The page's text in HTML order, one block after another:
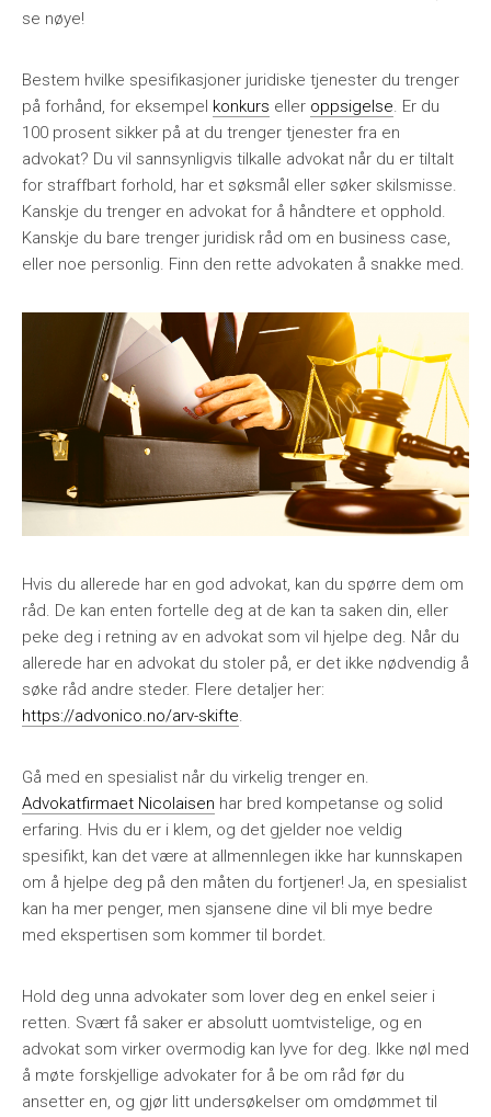
se nøye!
Bestem hvilke spesifikasjoner juridiske tjenester du trenger
på forhånd, for eksempel konkurs eller oppsigelse. Er du
100 prosent sikker på at du trenger tjenester fra en
advokat? Du vil sannsynligvis tilkalle advokat når du er tiltalt
for straffbart forhold, har et søksmål eller søker skilsmisse.
Kanskje du trenger en advokat for å håndtere et opphold.
Kanskje du bare trenger juridisk råd om en business case,
eller noe personlig. Finn den rette advokaten å snakke med.
Hvis du allerede har en god advokat, kan du spørre dem om
råd. De kan enten fortelle deg at de kan ta saken din, eller
peke deg i retning av en advokat som vil hjelpe deg. Når du
allerede har en advokat du stoler på, er det ikke nødvendig å
søke råd andre steder. Flere detaljer her:
https://advonico.no/arv-skifte.
Gå med en spesialist når du virkelig trenger en.
Advokatfirmaet Nicolaisen har bred kompetanse og solid
erfaring. Hvis du er i klem, og det gjelder noe veldig
spesifikt, kan det være at allmennlegen ikke har kunnskapen
om å hjelpe deg på den måten du fortjener! Ja, en spesialist
kan ha mer penger, men sjansene dine vil bli mye bedre
med ekspertisen som kommer til bordet.
Hold deg unna advokater som lover deg en enkel seier i
retten. Svært få saker er absolutt uomtvistelige, og en
advokat som virker overmodig kan lyve for deg. Ikke nøl med
å møte forskjellige advokater for å be om råd før du
ansetter en, og gjør litt undersøkelser om omdømmet til